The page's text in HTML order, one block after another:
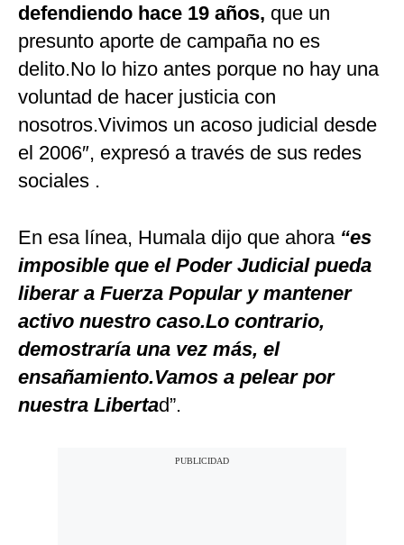
defendiendo hace 19 años, que un
presunto aporte de campaña no es
delito.No lo hizo antes porque no hay una
voluntad de hacer justicia con
nosotros.Vivimos un acoso judicial desde
el 2006″, expresó a través de sus redes
sociales .
En esa línea, Humala dijo que ahora “es
imposible que el Poder Judicial pueda
liberar a Fuerza Popular y mantener
activo nuestro caso.Lo contrario,
demostraría una vez más, el
ensañamiento.Vamos a pelear por
nuestra Libertad”.